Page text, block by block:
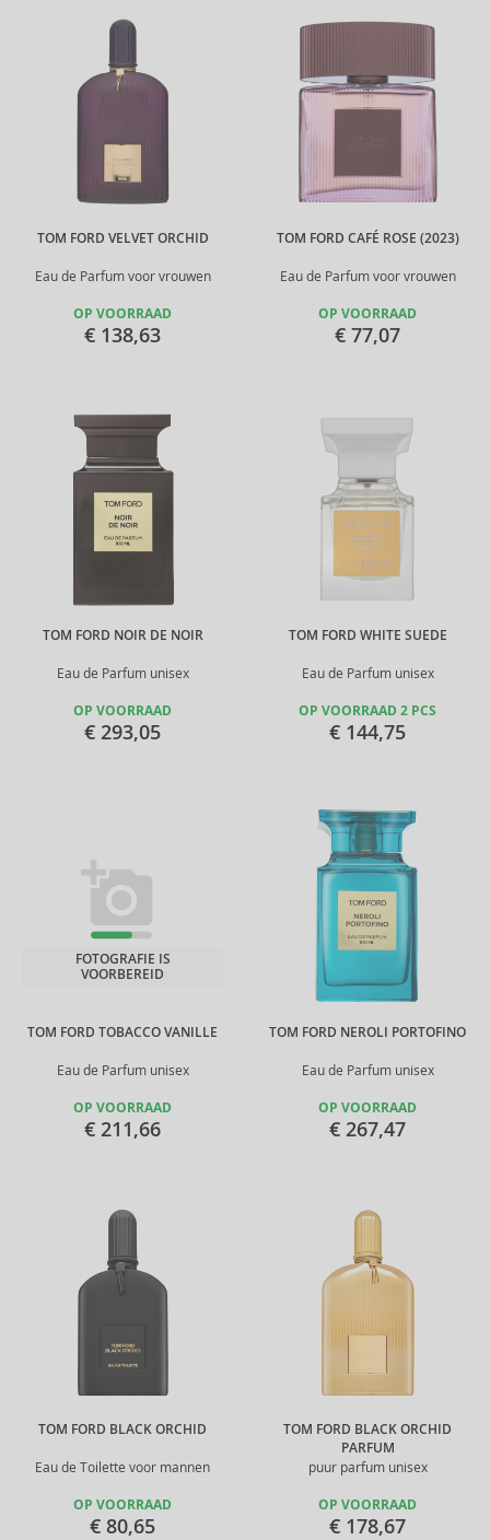
TOM FORD VELVET ORCHID
Eau de Parfum voor vrouwen
OP VOORRAAD
€ 138,63
TOM FORD CAFÉ ROSE (2023)
Eau de Parfum voor vrouwen
OP VOORRAAD
€ 77,07
TOM FORD NOIR DE NOIR
Eau de Parfum unisex
OP VOORRAAD
€ 293,05
TOM FORD WHITE SUEDE
Eau de Parfum unisex
OP VOORRAAD 2 PCS
€ 144,75
TOM FORD TOBACCO VANILLE
Eau de Parfum unisex
FOTOGRAFIE IS
VOORBEREID
OP VOORRAAD
€ 211,66
TOM FORD NEROLI PORTOFINO
Eau de Parfum unisex
OP VOORRAAD
€ 267,47
TOM FORD BLACK ORCHID
Eau de Toilette voor mannen
OP VOORRAAD
€ 80,65
TOM FORD BLACK ORCHID
PARFUM
puur parfum unisex
OP VOORRAAD
€ 178,67